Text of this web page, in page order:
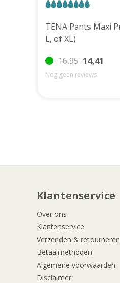
TENA Pants Maxi ProSkin (S, M,
L, of XL)
16,95 14,41
Nog geen reviews
Klantenservice
Over ons
Klantenservice
Verzenden & retourneren
Betaalmethoden
Algemene voorwaarden
Disclaimer